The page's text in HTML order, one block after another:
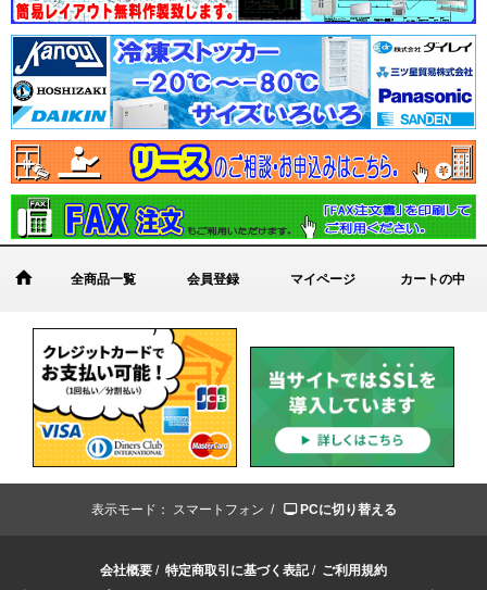
全商品一覧 会員登録 マイページ カートの中
表示モード： スマートフォン / PCに切り替える
会社概要 / 特定商取引に基づく表記/ ご利用規約